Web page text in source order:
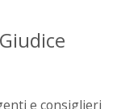
e consiglieri